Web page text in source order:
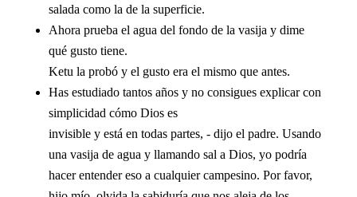
salada como la de la superficie.
Ahora prueba el agua del fondo de la vasija y dime
qué gusto tiene.
Ketu la probó y el gusto era el mismo que antes.
Has estudiado tantos años y no consigues explicar con
simplicidad cómo Dios es
invisible y está en todas partes, - dijo el padre. Usando
una vasija de agua y llamando sal a Dios, yo podría
hacer entender eso a cualquier campesino. Por favor,